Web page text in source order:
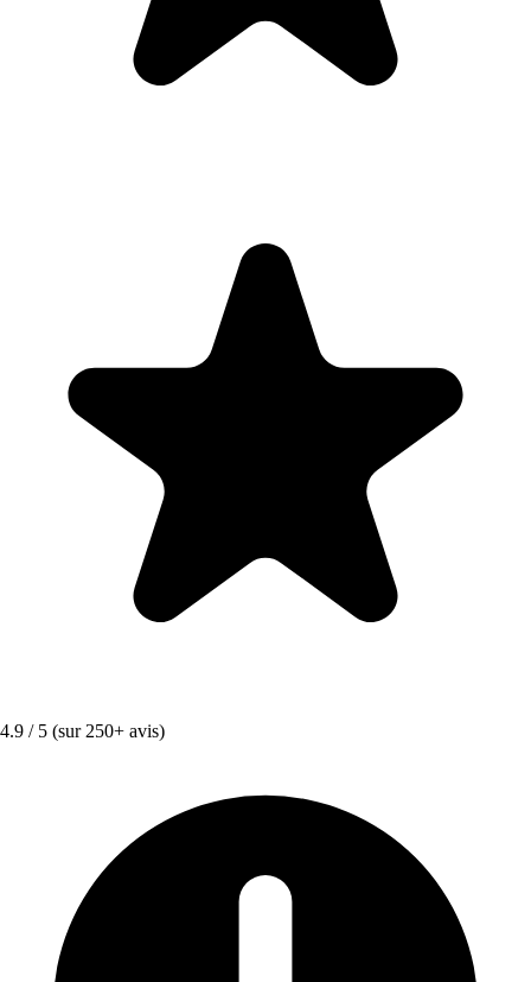
4.9 / 5 (sur 250+ avis)